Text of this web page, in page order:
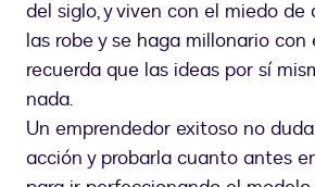
del siglo, y viven con el miedo de
las robe y se haga millonario
recuerda que las ideas por sí
nada.
Un emprendedor exitoso no
acción y probarla cuanto antes